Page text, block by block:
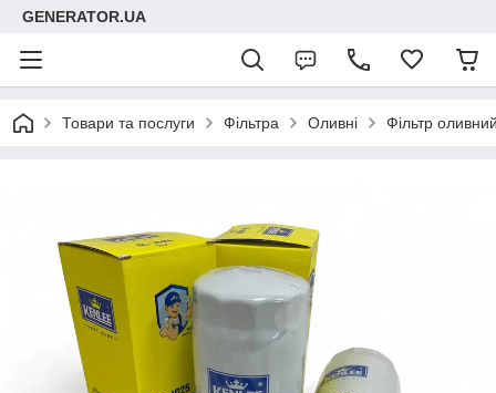
GENERATOR.UA
Товари та послуги Фільтра Оливні Фільтр